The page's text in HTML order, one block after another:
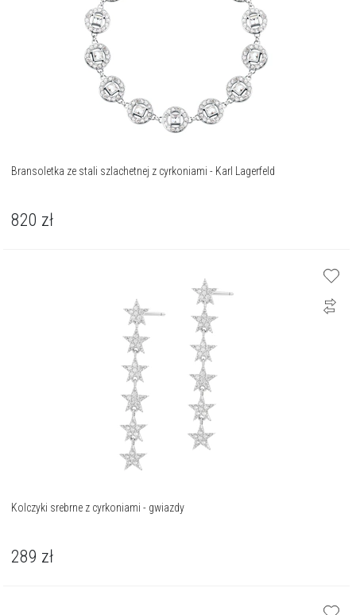
Bransoletka ze stali szlachetnej z cyrkoniami - Karl Lagerfeld
820 zł
Kolczyki srebrne z cyrkoniami - gwiazdy
289 zł